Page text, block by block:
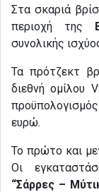
Στα σκαριά
περιοχή της
συνολικής
Τα πρότζεκτ
διεθνή ομίλου
ευρώ.
Το πρώτο και
Οι
“Σάρρες –